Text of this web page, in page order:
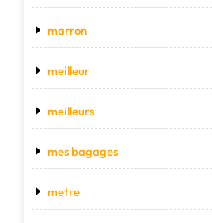
marron
meilleur
meilleurs
mes bagages
metre